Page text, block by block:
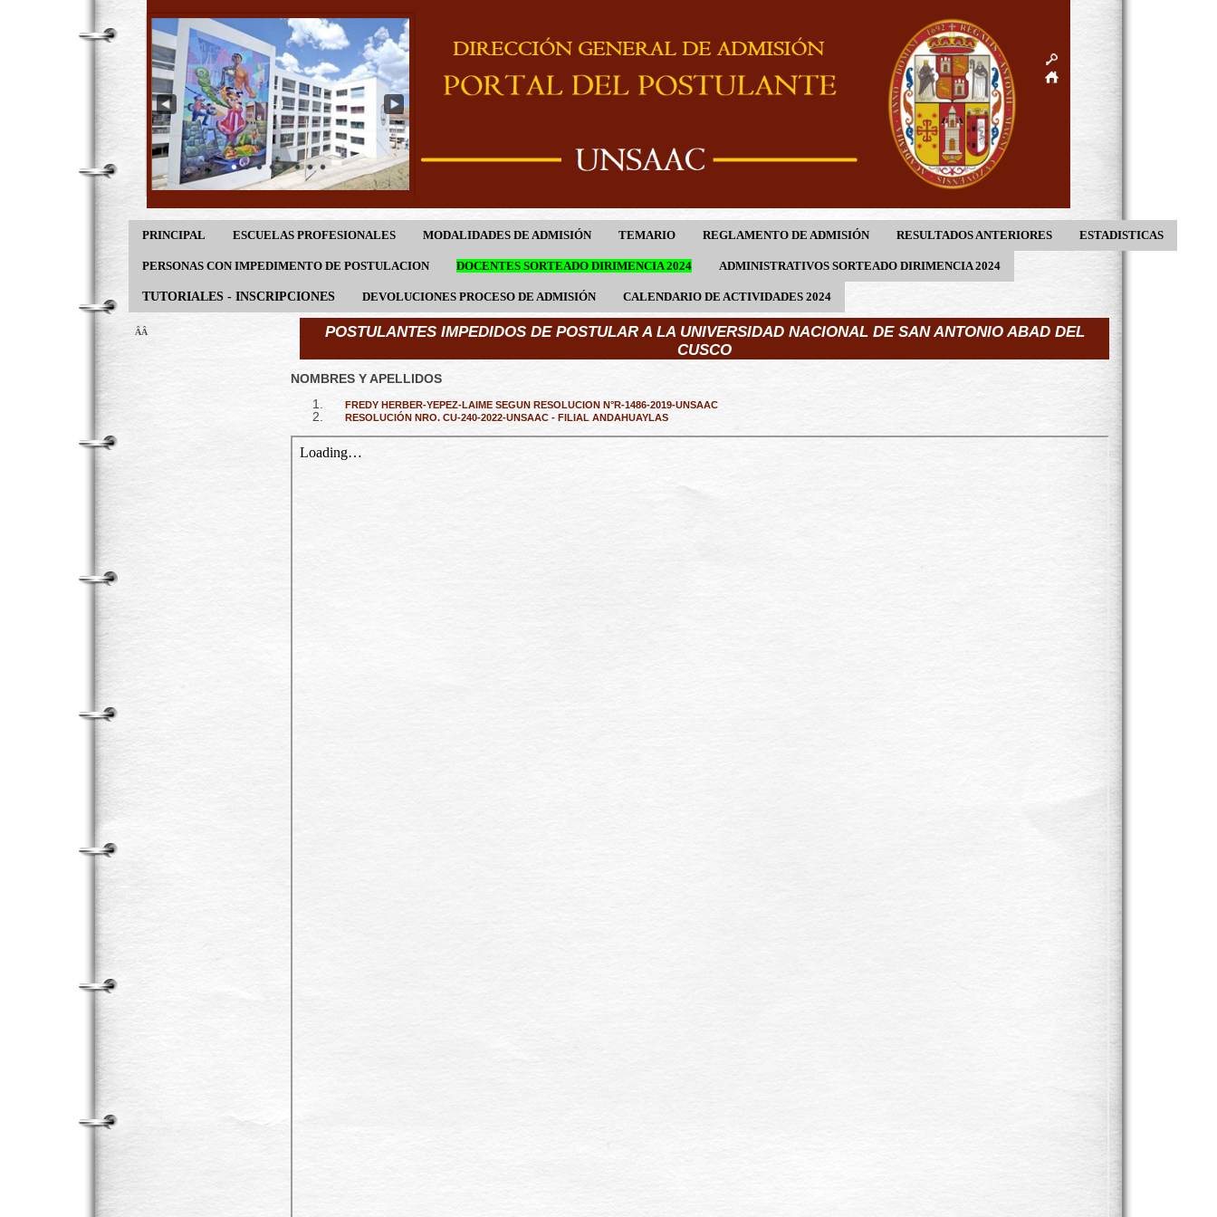
PRINCIPAL ESCUELAS PROFESIONALES MODALIDADES DE ADMISIÓN TEMARIO REGLAMENTO DE ADMISIÓN RESULTADOS ANTERIORES ESTADISTICAS
PERSONAS CON IMPEDIMENTO DE POSTULACION DOCENTES SORTEADO DIRIMENCIA 2024 ADMINISTRATIVOS SORTEADO DIRIMENCIA 2024
TUTORIALES - INSCRIPCIONES DEVOLUCIONES PROCESO DE ADMISIÓN CALENDARIO DE ACTIVIDADES 2024
ÂÂ
POSTULANTES IMPEDIDOS DE POSTULAR A LA UNIVERSIDAD NACIONAL DE SAN ANTONIO ABAD DEL
CUSCO
NOMBRES Y APELLIDOS
FREDY HERBER-YEPEZ-LAIME SEGUN RESOLUCION N°R-1486-2019-UNSAAC
RESOLUCIÓN NRO. CU-240-2022-UNSAAC - FILIAL ANDAHUAYLAS